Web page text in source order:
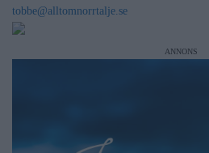
tobbe@alltomnorrtalje.se
ANNONS